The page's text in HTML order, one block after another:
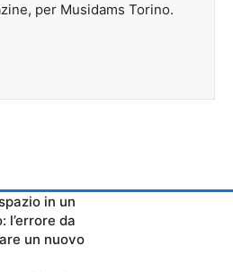
per Musidams Torino.
in un
l’errore da
un nuovo